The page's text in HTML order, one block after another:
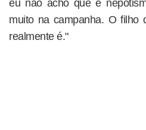
eu não acho que é
muito na campanha. O filho
realmente é."